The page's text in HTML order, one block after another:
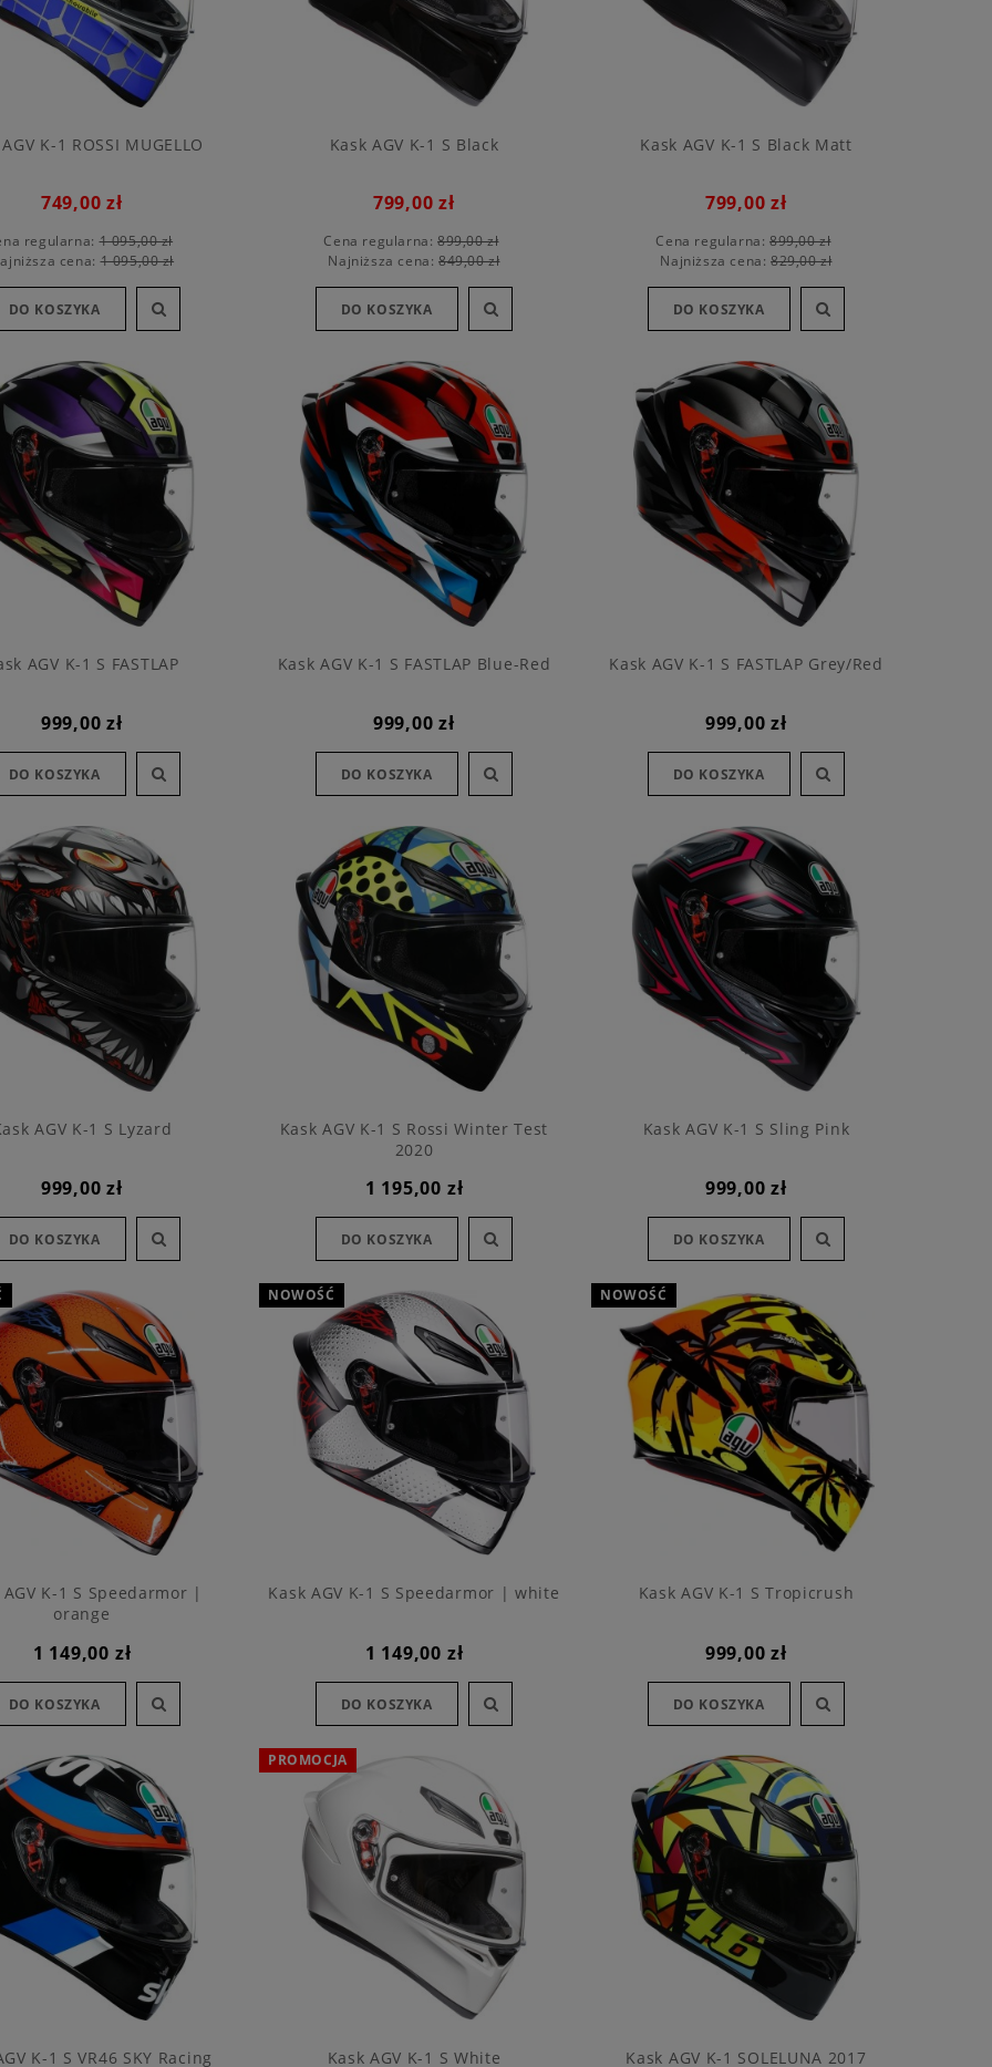
K-1 ROSSI MUGELLO
749,00 zł
regularna:1 095,00 zł
cena:1 095,00 zł
DO KOSZYKA
Kask AGV K-1 S Black
799,00 zł
Cena regularna:899,00 zł
Najniższa cena:849,00 zł
DO KOSZYKA
Kask AGV K-1 S Black Matt
799,00 zł
Cena regularna:899,00 zł
Najniższa cena:829,00 zł
DO KOSZYKA
AGV K-1 S FASTLAP
999,00 zł
DO KOSZYKA
Kask AGV K-1 S FASTLAP Blue-Red
999,00 zł
DO KOSZYKA
Kask AGV K-1 S FASTLAP Grey/Red
999,00 zł
DO KOSZYKA
AGV K-1 S Lyzard
999,00 zł
DO KOSZYKA
Kask AGV K-1 S Rossi Winter Test
2020
1 195,00 zł
DO KOSZYKA
Kask AGV K-1 S Sling Pink
999,00 zł
DO KOSZYKA
AGV K-1 S Speedarmor |
orange
1 149,00 zł
DO KOSZYKA
Kask AGV K-1 S Speedarmor | white
1 149,00 zł
DO KOSZYKA
NOWOŚĆ
Kask AGV K-1 S Tropicrush
999,00 zł
DO KOSZYKA
NOWOŚĆ
K-1 S VR46 SKY Racing Kask AGV K-1 S White
PROMOCJA
Kask AGV K-1 SOLELUNA 2017